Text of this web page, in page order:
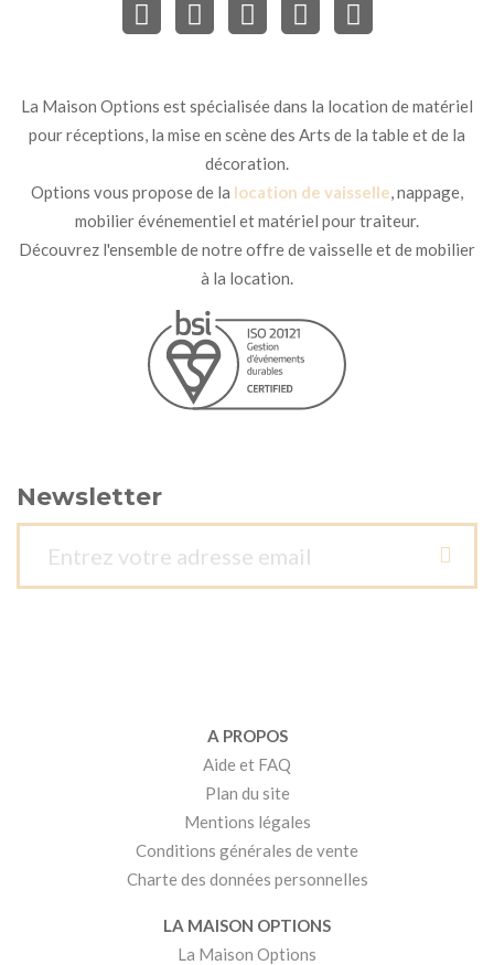
La Maison Options est spécialisée dans la location de matériel
pour réceptions, la mise en scène des Arts de la table et de la
décoration.
Options vous propose de la location de vaisselle, nappage,
mobilier événementiel et matériel pour traiteur.
Découvrez l'ensemble de notre offre de vaisselle et de mobilier
à la location.
Newsletter
A PROPOS
Aide et FAQ
Plan du site
Mentions légales
Conditions générales de vente
Charte des données personnelles
LA MAISON OPTIONS
La Maison Options